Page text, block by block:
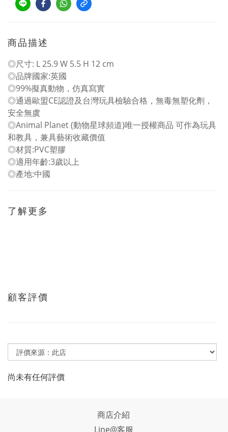
商品描述
◎尺寸: L 25.9 W 5.5 H 12 cm
◎品牌國家:英國
◎99%擬真動物，仿真寫實
◎通過歐盟CE認證及台灣玩具檢驗合格，無毒無塑化劑，
安全無虞
◎Animal Planet (動物星球頻道)唯一授權商品 可作為玩具
和教具，兼具藝術收藏價值
◎材質:PVC塑膠
◎適用年齡:3歲以上
◎產地:中國
了解更多
顧客評價
尚未有任何評價
商店介紹
Line@客服